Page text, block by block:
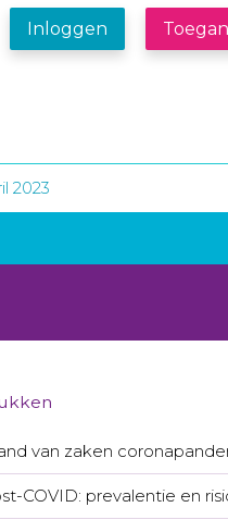
Inloggen
2023
van zaken
COVID: prevalentie en